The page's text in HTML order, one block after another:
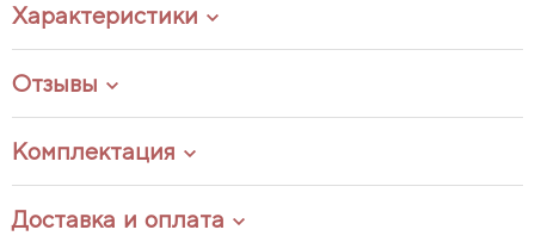
Характеристики
Отзывы
Комплектация
Доставка и оплата